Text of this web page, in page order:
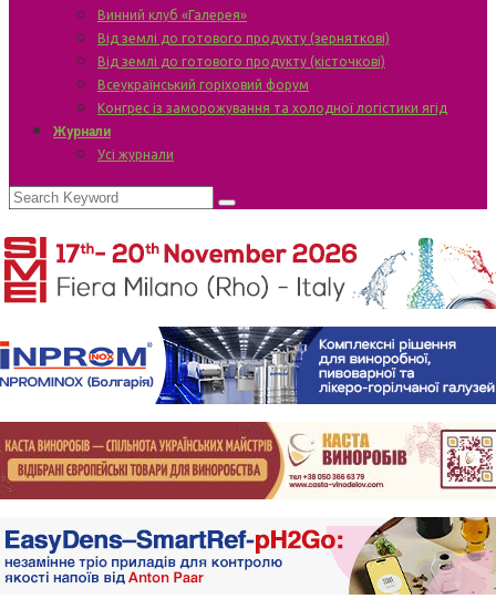
Винний клуб «Галерея»
Від землі до готового продукту (зерняткові)
Від землі до готового продукту (кісточкові)
Всеукраїнський горіховий форум
Конгрес із заморожування та холодної логістики ягід
Журнали
Усі журнали